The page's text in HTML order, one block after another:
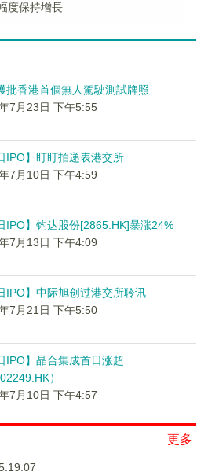
度保持增長
批香港首個無人駕駛測試牌照
7月23日 下午5:55
IPO】盯盯拍递表港交所
7月10日 下午4:59
IPO】钧达股份[2865.HK]暴涨24%
7月13日 下午4:09
IPO】中际旭创过港交所聆讯
7月21日 下午5:50
IPO】晶合集成首日涨超
）
7月10日 下午4:57
更多